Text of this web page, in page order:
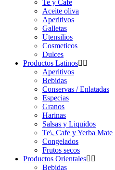
Te y Cafe
Aceite oliva
Aperitivos
Galletas
Utensilios
Cosmeticos
Dulces
Productos Latinos
Aperitivos
Bebidas
Conservas / Enlatadas
Especias
Granos
Harinas
Salsas y Liquidos
Te\, Cafe y Yerba Mate
Congelados
Frutos secos
Productos Orientales
Bebidas